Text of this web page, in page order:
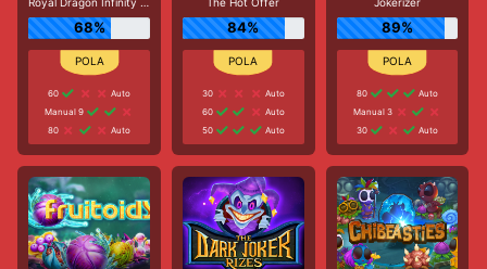
Royal Dragon Infinity Reels
68%
60
Auto
Manual 9
80
Auto
The Hot Offer
84%
30
Auto
60
Auto
50
Auto
Jokerizer
89%
80
Auto
Manual 3
30
Auto